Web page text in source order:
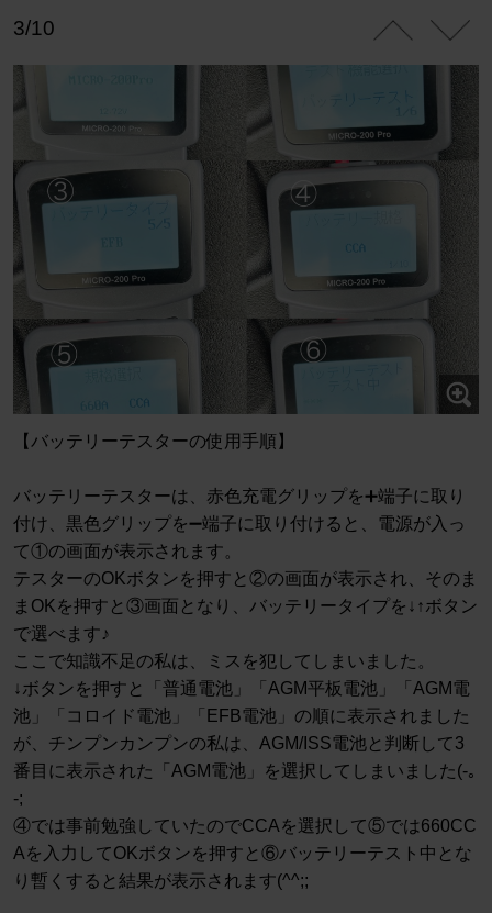
3/10
【バッテリーテスターの使用手順】
バッテリーテスターは、赤色充電グリップを➕端子に取り
付け、黒色グリップを➖端子に取り付けると、電源が入っ
て①の画面が表示されます。
テスターのOKボタンを押すと②の画面が表示され、そのま
まOKを押すと③画面となり、バッテリータイプを↓↑ボタン
で選べます♪
ここで知識不足の私は、ミスを犯してしまいました。
↓ボタンを押すと「普通電池」「AGM平板電池」「AGM電
池」「コロイド電池」「EFB電池」の順に表示されました
が、チンプンカンプンの私は、AGM/ISS電池と判断して3
番目に表示された「AGM電池」を選択してしまいました(-｡
-;
④では事前勉強していたのでCCAを選択して⑤では660CC
Aを入力してOKボタンを押すと⑥バッテリーテスト中とな
り暫くすると結果が表示されます(^^;;